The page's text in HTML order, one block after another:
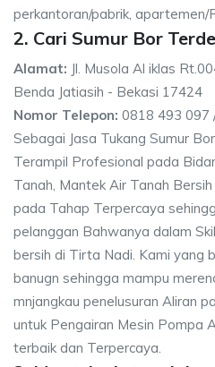
perkantoran/pabrik, apartemen/
2. Cari Sumur Bor
Alamat: Jl. Musola Al iklas
Benda Jatiasih - Bekasi 17424
Nomor Telepon: 0818 493 097
Sebagai Jasa Tukang Sumur
Terampil Profesional pada
Tanah, Mantek Air Tanah
pada Tahap Terpercaya
pelanggan Bahwanya dalam
bersih di Tirta Nadi. Kami yang
banugn sehingga mampu
mnjangkau penelusuran Aliran
untuk Pengairan Mesin Pompa
terbaik dan Terpercaya.